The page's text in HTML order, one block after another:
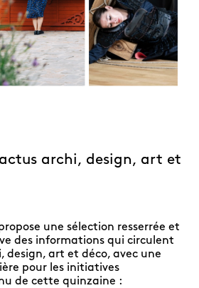
archi, design, art et
une sélection resserrée et
des informations qui circulent
design, art et déco, avec une
pour les initiatives
de cette quinzaine :